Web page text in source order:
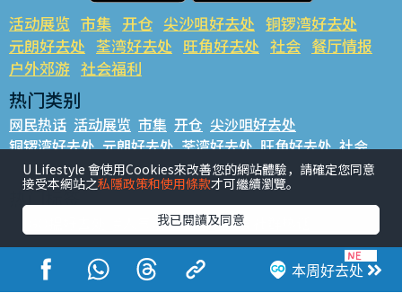
本周好去处
活动展览 市集 开仓 尖沙咀好去处 铜锣湾好去处
元朗好去处 荃湾好去处 旺角好去处 社会 餐厅情报
户外郊游 社会福利
热门类别
网民热话 活动展览 市集 开仓 尖沙咀好去处
铜锣湾好去处 元朗好去处 荃湾好去处 旺角好去处 社会
餐厅情报 户外郊游
热门标签
#人气活动推介 #美食社群热话
#亲子玩乐好去处 #ULifestyle应用程式 #限时抢
#UJetso礼物放送
#ULifestyle商户中心 #著数 #网络热话
U Lifestyle 會使用Cookies來改善您的網站體驗，請確定您同意
接受本網站之私隱政策和使用條款才可繼續瀏覽。
我已閱讀及同意